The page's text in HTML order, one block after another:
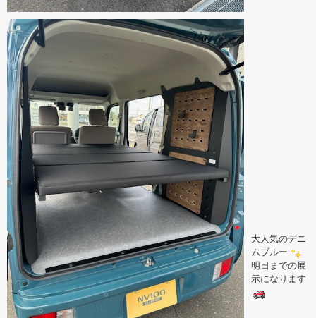
大人気のデニ
ムブルー
明日までの展
示になります